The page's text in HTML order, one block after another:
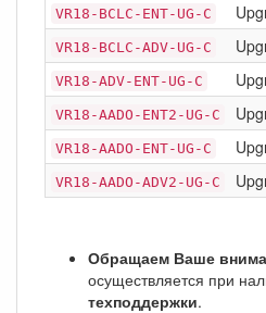
VR18-BCLC-ENT-UG-C
VR18-BCLC-ADV-UG-C
VR18-ADV-ENT-UG-C
VR18-AADO-ENT2-UG-C
VR18-AADO-ENT-UG-C
VR18-AADO-ADV2-UG-C
Обращаем Ваше
осуществляется при
техподдержки.